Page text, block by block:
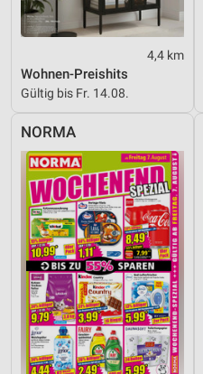
4,4 km
Wohnen-Preishits
Gültig bis Fr. 14.08.
NORMA